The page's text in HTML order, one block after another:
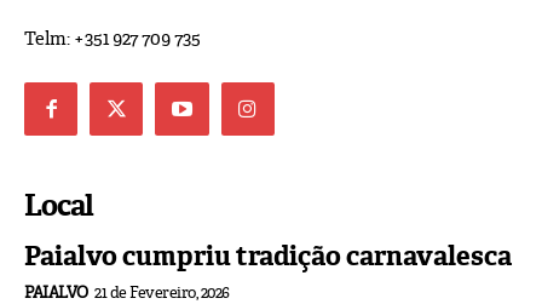
Telm: +351 927 709 735
Local
Paialvo cumpriu tradição carnavalesca
PAIALVO 21 de Fevereiro, 2026